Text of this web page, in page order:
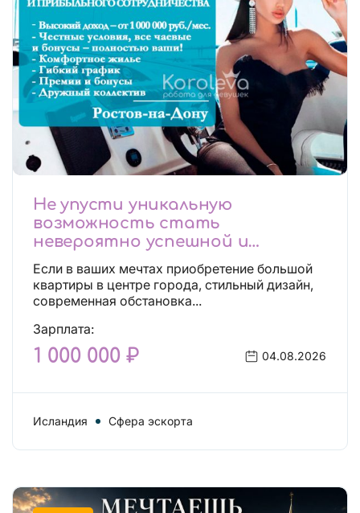
Не упусти уникальную
возможность стать
невероятно успешной и
независимой!
Если в ваших мечтах приобретение большой
квартиры в центре города, стильный дизайн,
современная обстановка...
Зарплата:
1 000 000 ₽ 04.08.2026
Исландия Сфера эскорта